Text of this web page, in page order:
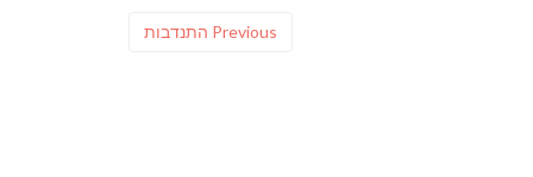
Previous
Previous
התנדבות